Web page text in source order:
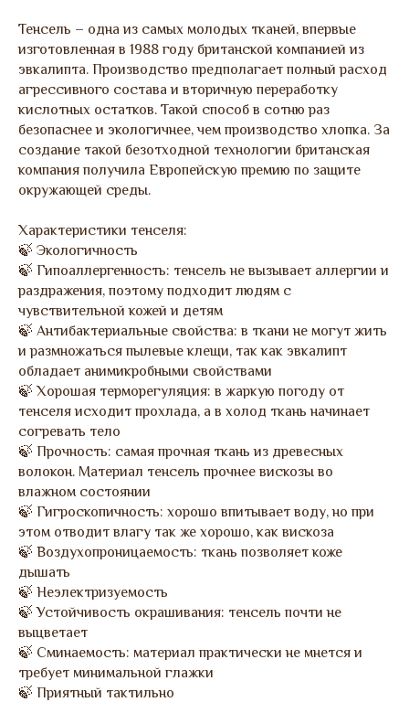
Тенсель – одна из самых молодых тканей, впервые
изготовленная в 1988 году британской компанией из
эвкалипта. Производство предполагает полный расход
агрессивного состава и вторичную переработку
кислотных остатков. Такой способ в сотню раз
безопаснее и экологичнее, чем производство хлопка. За
создание такой безотходной технологии британская
компания получила Европейскую премию по защите
окружающей среды.
Характеристики тенселя:
🍃 Экологичность
🍃 Гипоаллергенность: тенсель не вызывает аллергии и
раздражения, поэтому подходит людям с
чувствительной кожей и детям
🍃 Антибактериальные свойства: в ткани не могут жить
и размножаться пылевые клещи, так как эвкалипт
обладает анимикробными свойствами
🍃 Хорошая терморегуляция: в жаркую погоду от
тенселя исходит прохлада, а в холод ткань начинает
согревать тело
🍃 Прочность: самая прочная ткань из древесных
волокон. Материал тенсель прочнее вискозы во
влажном состоянии
🍃 Гигроскопичность: хорошо впитывает воду, но при
этом отводит влагу так же хорошо, как вискоза
🍃 Воздухопроницаемость: ткань позволяет коже
дышать
🍃 Неэлектризуемость
🍃 Устойчивость окрашивания: тенсель почти не
выцветает
🍃 Сминаемость: материал практически не мнется и
требует минимальной глажки
🍃 Приятный тактильно